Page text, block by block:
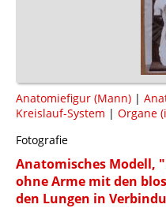
Anatomiefigur (Mann) |
Kreislauf-System | Organe
Fotografie
Anatomisches Modell,
ohne Arme mit den
den Lungen in